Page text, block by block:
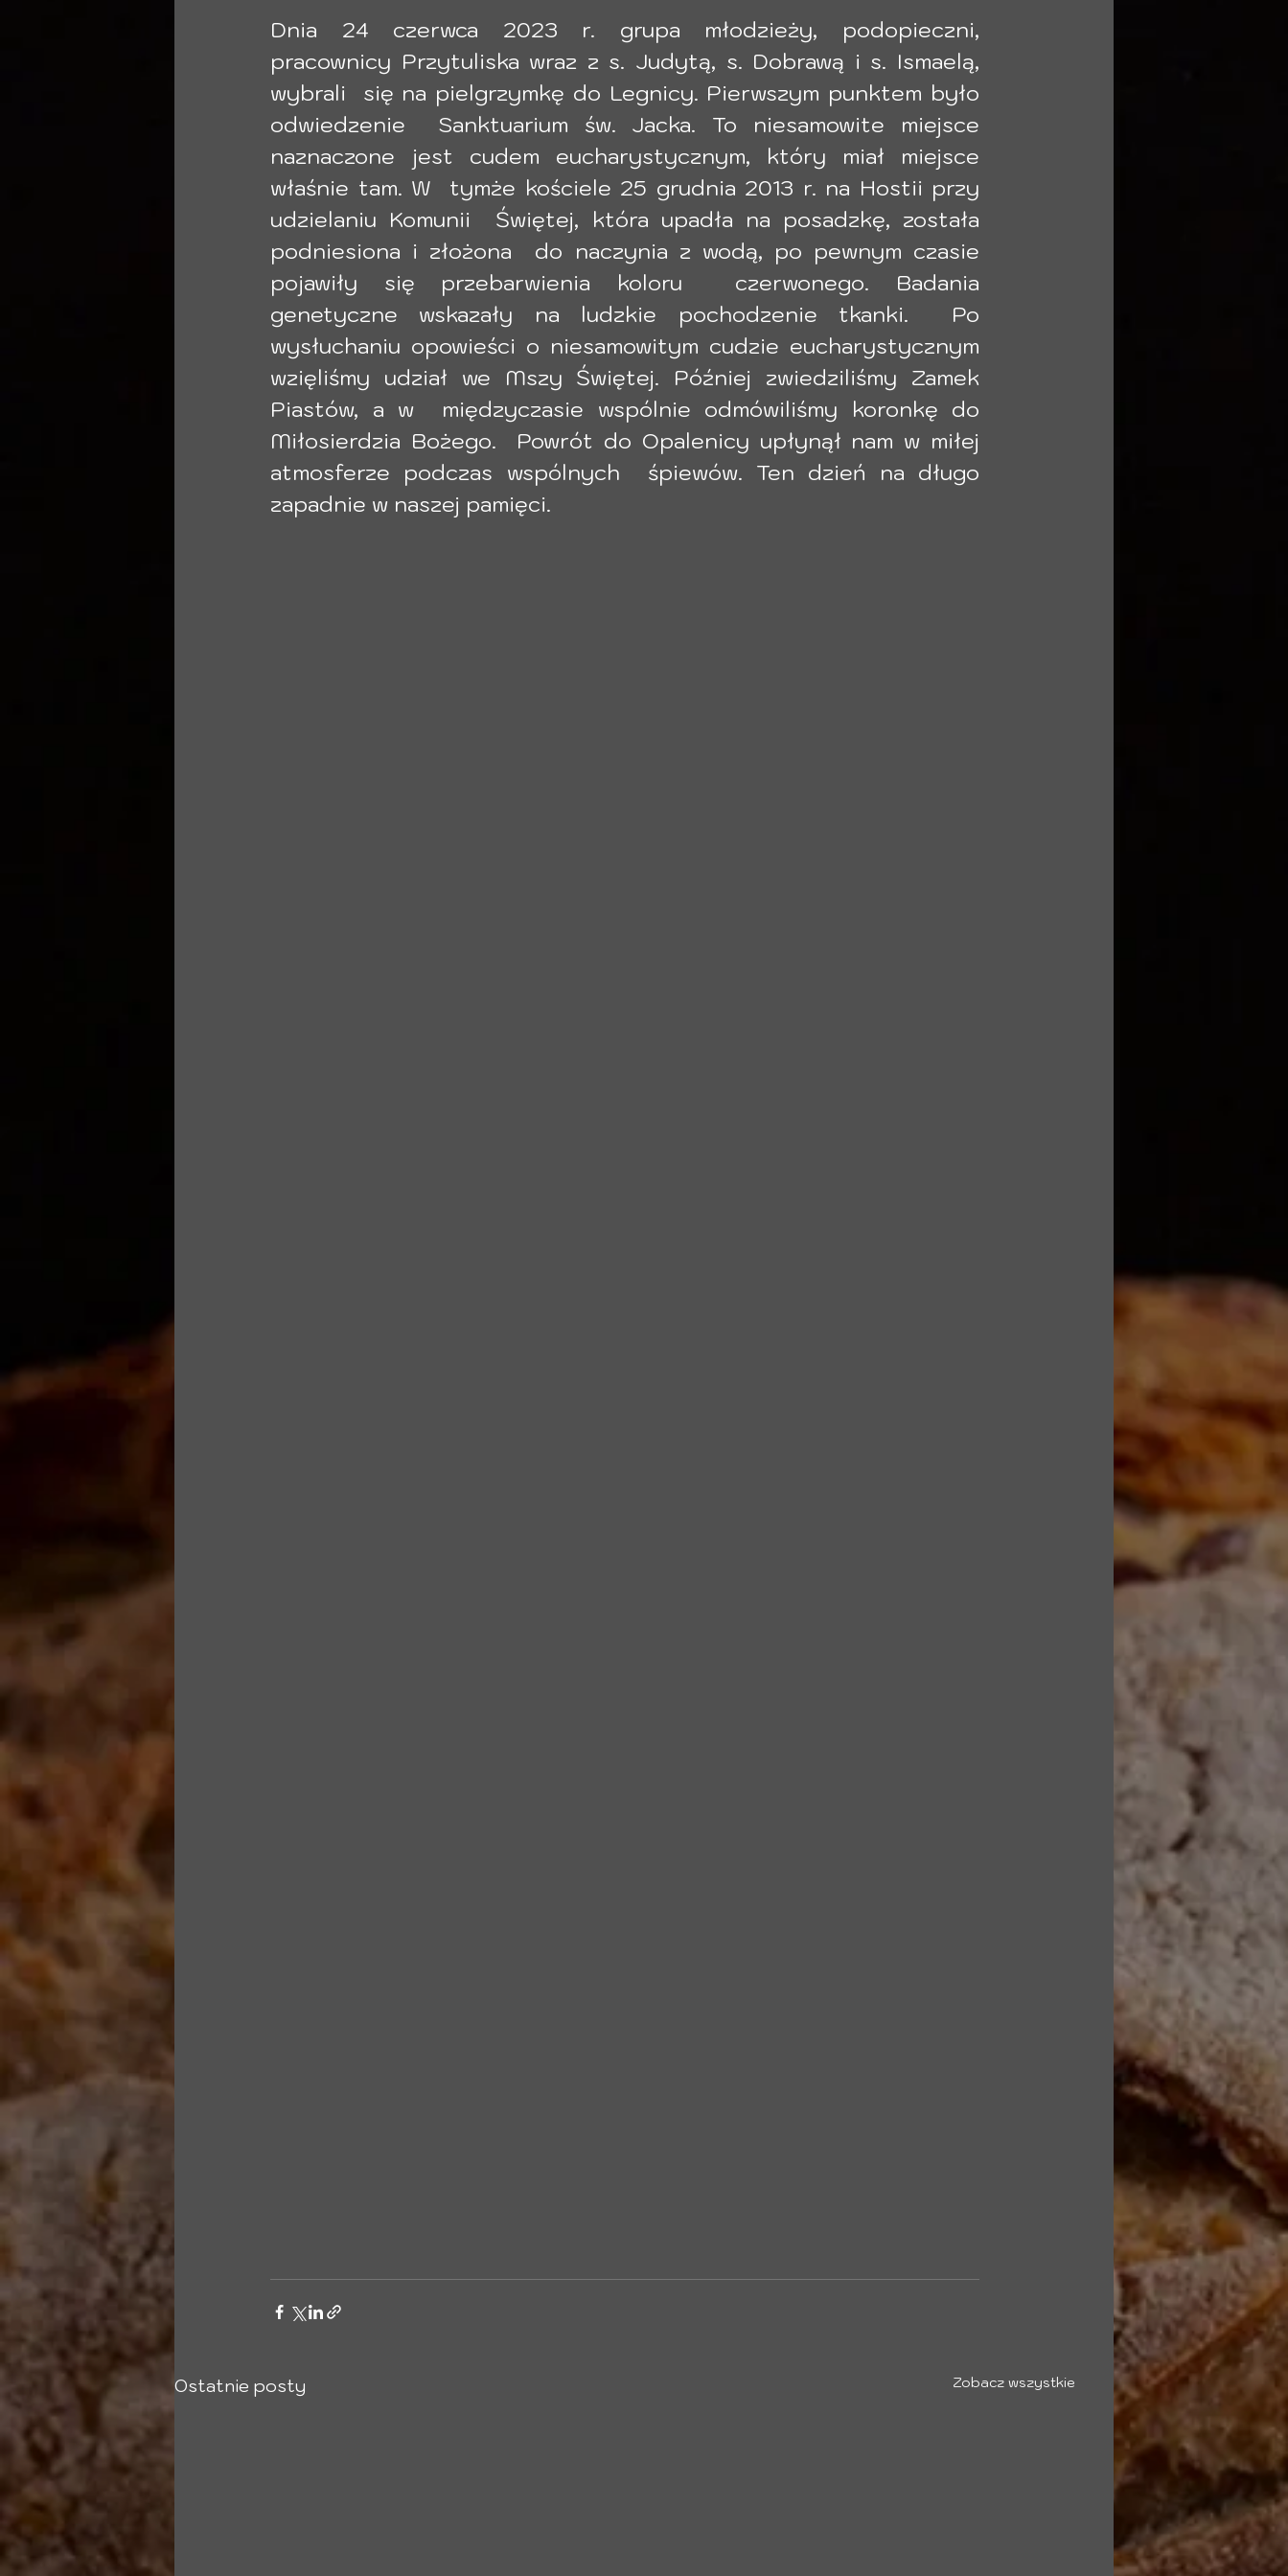
Dnia 24 czerwca 2023 r. grupa młodzieży, podopieczni,
pracownicy Przytuliska wraz z s. Judytą, s. Dobrawą i s. Ismaelą,
wybrali  się na pielgrzymkę do Legnicy. Pierwszym punktem było
odwiedzenie  Sanktuarium św. Jacka. To niesamowite miejsce
naznaczone jest cudem eucharystycznym, który miał miejsce
właśnie tam. W  tymże kościele 25 grudnia 2013 r. na Hostii przy
udzielaniu Komunii  Świętej, która upadła na posadzkę, została
podniesiona i złożona  do naczynia z wodą, po pewnym czasie
pojawiły się przebarwienia koloru  czerwonego. Badania
genetyczne wskazały na ludzkie pochodzenie tkanki.  Po
wysłuchaniu opowieści o niesamowitym cudzie eucharystycznym
wzięliśmy udział we Mszy Świętej. Później zwiedziliśmy Zamek
Piastów, a w  międzyczasie wspólnie odmówiliśmy koronkę do
Miłosierdzia Bożego.  Powrót do Opalenicy upłynął nam w miłej
atmosferze podczas wspólnych  śpiewów. Ten dzień na długo
zapadnie w naszej pamięci.
Ostatnie posty Zobacz wszystkie